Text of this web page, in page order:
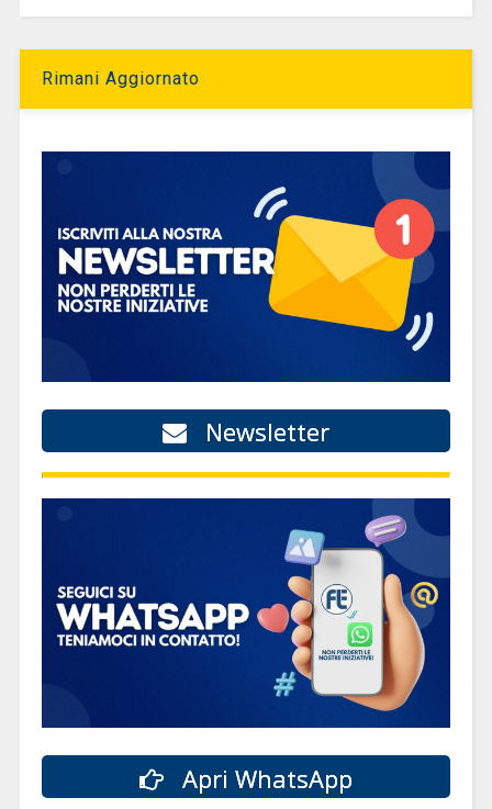
Rimani Aggiornato
Newsletter
Apri WhatsApp